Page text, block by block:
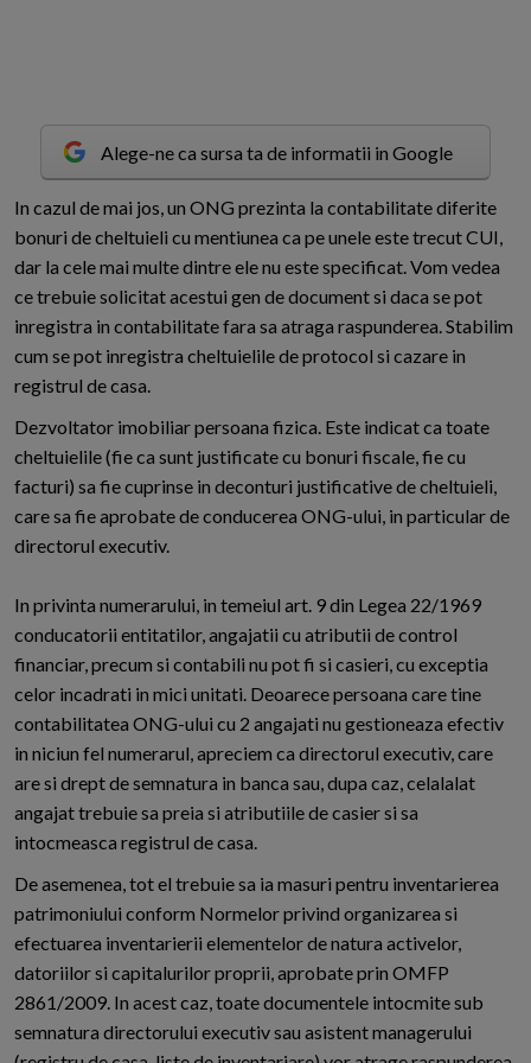
Alege-ne ca sursa ta de informatii in Google
In cazul de mai jos, un ONG prezinta la contabilitate diferite
bonuri de cheltuieli cu mentiunea ca pe unele este trecut CUI,
dar la cele mai multe dintre ele nu este specificat. Vom vedea
ce trebuie solicitat acestui gen de document si daca se pot
inregistra in contabilitate fara sa atraga raspunderea. Stabilim
cum se pot inregistra cheltuielile de protocol si cazare in
registrul de casa.
Dezvoltator imobiliar persoana fizica. Este indicat ca toate
cheltuielile (fie ca sunt justificate cu bonuri fiscale, fie cu
facturi) sa fie cuprinse in deconturi justificative de cheltuieli,
care sa fie aprobate de conducerea ONG-ului, in particular de
directorul executiv.
In privinta numerarului, in temeiul art. 9 din Legea 22/1969
conducatorii entitatilor, angajatii cu atributii de control
financiar, precum si contabili nu pot fi si casieri, cu exceptia
celor incadrati in mici unitati. Deoarece persoana care tine
contabilitatea ONG-ului cu 2 angajati nu gestioneaza efectiv
in niciun fel numerarul, apreciem ca directorul executiv, care
are si drept de semnatura in banca sau, dupa caz, celalalat
angajat trebuie sa preia si atributiile de casier si sa
intocmeasca registrul de casa.
De asemenea, tot el trebuie sa ia masuri pentru inventarierea
patrimoniului conform Normelor privind organizarea si
efectuarea inventarierii elementelor de natura activelor,
datoriilor si capitalurilor proprii, aprobate prin OMFP
2861/2009. In acest caz, toate documentele intocmite sub
semnatura directorului executiv sau asistent managerului